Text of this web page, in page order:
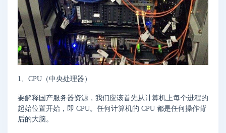
1、CPU（中央处理器）
要解释国产服务器资源，我们应该首先从计算机上每个进程的
起始位置开始，即 CPU。任何计算机的 CPU 都是任何操作背
后的大脑。